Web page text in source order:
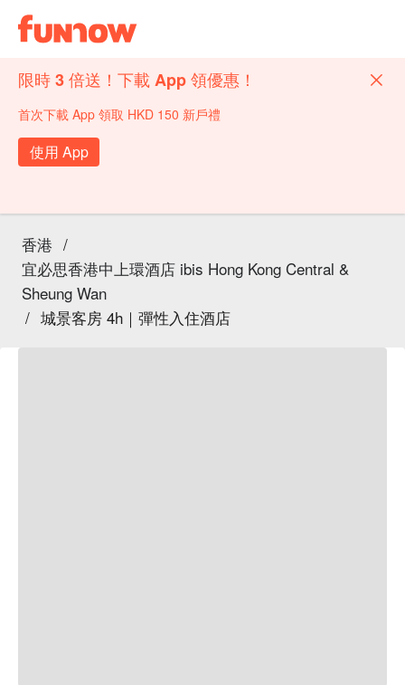
限時 3 倍送！下載 App 領優惠！
首次下載 App 領取 HKD 150 新戶禮
使用 App
香港 /
宜必思香港中上環酒店 ibis Hong Kong Central &
Sheung Wan
/ 城景客房 4h｜彈性入住酒店